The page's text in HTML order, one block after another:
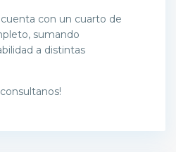
con un cuarto de
sumando
a distintas